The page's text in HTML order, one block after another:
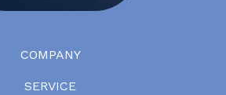
COMPANY
SERVICE